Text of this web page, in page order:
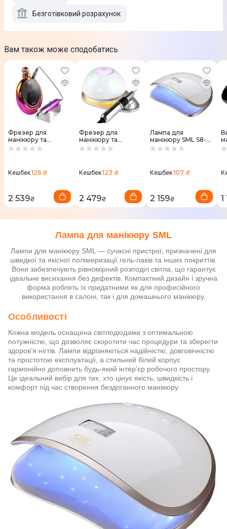
Безготівковий розрахунок
Вам також може сподобатись
Фрезер для
манікюру та
педикюру SML Nail
Кешбек126 ₴
2 539₴
Фрезер для
манікюру та
педикюру SML Nail
Кешбек123 ₴
2 479₴
Лампа для
манікюру SML S8-
White
Кешбек107 ₴
2 159₴ 1
Лампа для манікюру SML
Лампи для манікюру SML — сучасні пристрої, призначені для
швидкої та якісної полімеризації гель-лаків та інших покриттів.
Вони забезпечують рівномірний розподіл світла, що гарантує
ідеальне висихання без дефектів. Компактний дизайн і зручна
форма роблять їх придатними як для професійного
використання в салоні, так і для домашнього манікюру.
Особливості
Кожна модель оснащена світлодіодами з оптимальною
потужністю, що дозволяє скоротити час процедури та зберегти
здоров’я нігтів. Лампи відрізняються надійністю, довговічністю
та простотою експлуатації, а стильний білий корпус
гармонійно доповнить будь-який інтер’єр робочого простору.
Це ідеальний вибір для тих, хто цінує якість, швидкість і
комфорт під час створення бездоганного манікюру.